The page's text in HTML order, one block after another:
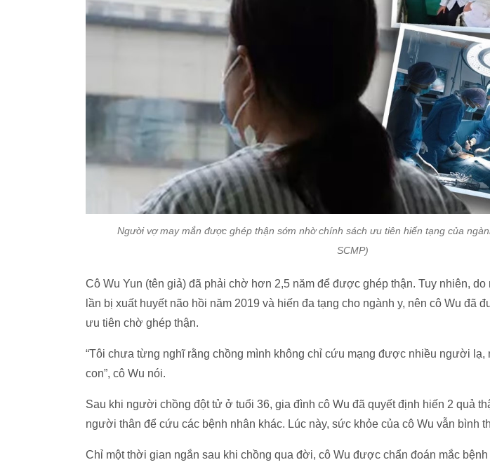
Người vợ may mắn được ghép thận sớm nhờ chính sách ưu tiên hiến tạng của
SCMP)
Cô Wu Yun (tên giả) đã phải chờ hơn 2,5 năm để được ghép thận. Tuy nhiên,
lần bị xuất huyết não hồi năm 2019 và hiến đa tạng cho ngành y, nên cô Wu đã
ưu tiên chờ ghép thận.
“Tôi chưa từng nghĩ rằng chồng mình không chỉ cứu mạng được nhiều người lạ,
con”, cô Wu nói.
Sau khi người chồng đột tử ở tuổi 36, gia đình cô Wu đã quyết định hiến 2 quả
người thân để cứu các bệnh nhân khác. Lúc này, sức khỏe của cô Wu vẫn bình
Chỉ một thời gian ngắn sau khi chồng qua đời, cô Wu được chẩn đoán mắc